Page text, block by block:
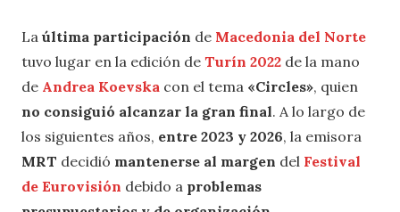
La última participación de Macedonia del Norte
tuvo lugar en la edición de Turín 2022 de la mano
de Andrea Koevska con el tema «Circles», quien
no consiguió alcanzar la gran final. A lo largo de
los siguientes años, entre 2023 y 2026, la emisora
MRT decidió mantenerse al margen del Festival
de Eurovisión debido a problemas